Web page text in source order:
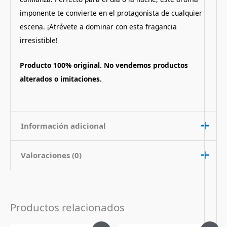
imponente te convierte en el protagonista de cualquier
escena. ¡Atrévete a dominar con esta fragancia
irresistible!
Producto 100% original. No vendemos productos
alterados o imitaciones.
Información adicional
Contenido
Pais de Origen Emiratos Arabes Unidos
Valoraciones (0)
Sé el primero en valorar “Perfume
Productos relacionados